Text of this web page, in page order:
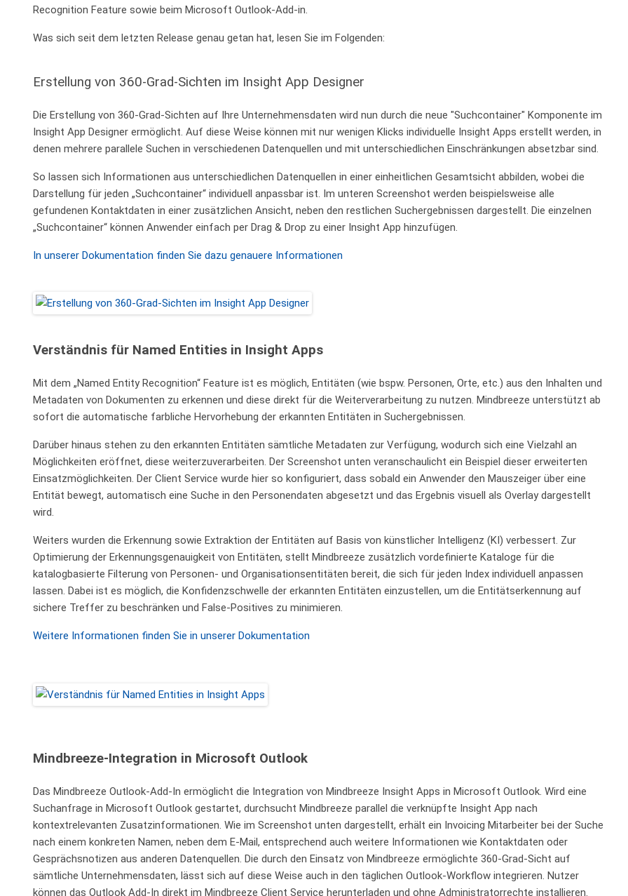
Recognition Feature sowie beim Microsoft Outlook-Add-in.
Was sich seit dem letzten Release genau getan hat, lesen Sie im Folgenden:
Erstellung von 360-Grad-Sichten im Insight App Designer
Die Erstellung von 360-Grad-Sichten auf Ihre Unternehmensdaten wird nun durch die neue "Suchcontainer" Komponente im
Insight App Designer ermöglicht. Auf diese Weise können mit nur wenigen Klicks individuelle Insight Apps erstellt werden, in
denen mehrere parallele Suchen in verschiedenen Datenquellen und mit unterschiedlichen Einschränkungen absetzbar sind.
So lassen sich Informationen aus unterschiedlichen Datenquellen in einer einheitlichen Gesamtsicht abbilden, wobei die
Darstellung für jeden „Suchcontainer“ individuell anpassbar ist. Im unteren Screenshot werden beispielsweise alle
gefundenen Kontaktdaten in einer zusätzlichen Ansicht, neben den restlichen Suchergebnissen dargestellt. Die einzelnen
„Suchcontainer“ können Anwender einfach per Drag & Drop zu einer Insight App hinzufügen.
In unserer Dokumentation finden Sie dazu genauere Informationen
Verständnis für Named Entities in Insight Apps
Mit dem „Named Entity Recognition“ Feature ist es möglich, Entitäten (wie bspw. Personen, Orte, etc.) aus den Inhalten und
Metadaten von Dokumenten zu erkennen und diese direkt für die Weiterverarbeitung zu nutzen. Mindbreeze unterstützt ab
sofort die automatische farbliche Hervorhebung der erkannten Entitäten in Suchergebnissen.
Darüber hinaus stehen zu den erkannten Entitäten sämtliche Metadaten zur Verfügung, wodurch sich eine Vielzahl an
Möglichkeiten eröffnet, diese weiterzuverarbeiten. Der Screenshot unten veranschaulicht ein Beispiel dieser erweiterten
Einsatzmöglichkeiten. Der Client Service wurde hier so konfiguriert, dass sobald ein Anwender den Mauszeiger über eine
Entität bewegt, automatisch eine Suche in den Personendaten abgesetzt und das Ergebnis visuell als Overlay dargestellt
wird.
Weiters wurden die Erkennung sowie Extraktion der Entitäten auf Basis von künstlicher Intelligenz (KI) verbessert. Zur
Optimierung der Erkennungsgenauigkeit von Entitäten, stellt Mindbreeze zusätzlich vordefinierte Kataloge für die
katalogbasierte Filterung von Personen- und Organisationsentitäten bereit, die sich für jeden Index individuell anpassen
lassen. Dabei ist es möglich, die Konfidenzschwelle der erkannten Entitäten einzustellen, um die Entitätserkennung auf
sichere Treffer zu beschränken und False-Positives zu minimieren.
Weitere Informationen finden Sie in unserer Dokumentation
Mindbreeze-Integration in Microsoft Outlook
Das Mindbreeze Outlook-Add-In ermöglicht die Integration von Mindbreeze Insight Apps in Microsoft Outlook. Wird eine
Suchanfrage in Microsoft Outlook gestartet, durchsucht Mindbreeze parallel die verknüpfte Insight App nach
kontextrelevanten Zusatzinformationen. Wie im Screenshot unten dargestellt, erhält ein Invoicing Mitarbeiter bei der Suche
nach einem konkreten Namen, neben dem E-Mail, entsprechend auch weitere Informationen wie Kontaktdaten oder
Gesprächsnotizen aus anderen Datenquellen. Die durch den Einsatz von Mindbreeze ermöglichte 360-Grad-Sicht auf
sämtliche Unternehmensdaten, lässt sich auf diese Weise auch in den täglichen Outlook-Workflow integrieren. Nutzer
können das Outlook Add-In direkt im Mindbreeze Client Service herunterladen und ohne Administratorrechte installieren.